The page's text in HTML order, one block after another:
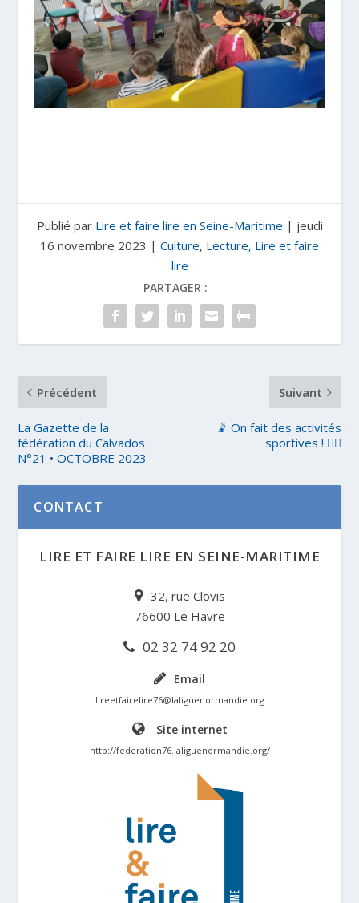
Publié par Lire et faire lire en Seine-Maritime | jeudi
16 novembre 2023 | Culture, Lecture, Lire et faire
lire
PARTAGER :
Précédent
La Gazette de la
fédération du Calvados
N°21 • OCTOBRE 2023
Suivant
🤾 On fait des activités
sportives ! 🏃‍♀️
CONTACT
LIRE ET FAIRE LIRE EN SEINE-MARITIME
32, rue Clovis
76600 Le Havre
02 32 74 92 20
Email
lireetfairelire76@laliguenormandie.org
Site internet
http://federation76.laliguenormandie.org/